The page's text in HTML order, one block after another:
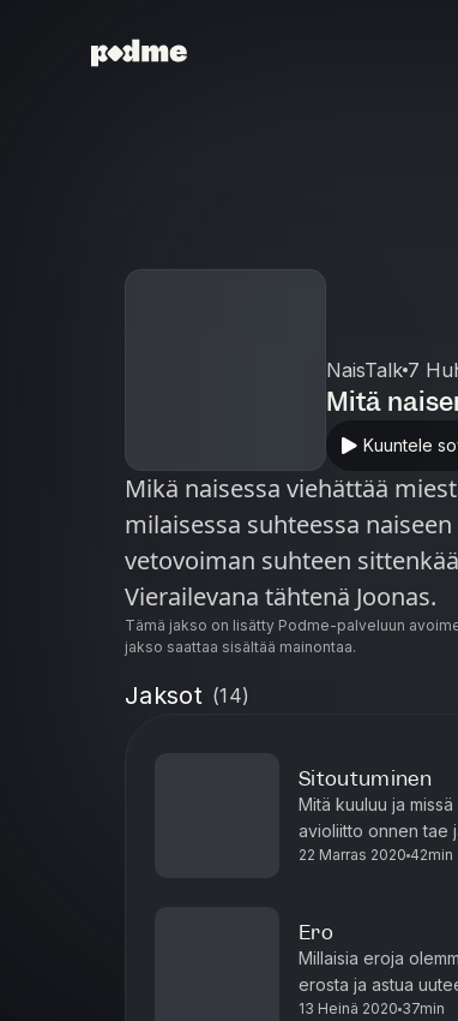
NaisTalk 7
Mitä
Kuuntele
Mikä naisessa viehättää
milaisessa suhteessa
vetovoiman suhteen
Vierailevana tähtenä Joonas.
Tämä jakso on lisätty Podme-palveluun
jakso saattaa sisältää mainontaa.
Jaksot (14)
Sitoutuminen
Mitä kuuluu ja
avioliitto onnen tae
22 Marras 2020 42min
Ero
Millaisia eroja
erosta ja astua
13 Heinä 2020 37min